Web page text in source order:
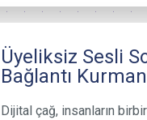
Üyeliksiz Sesli
Bağlantı
Dijital çağ, insanların